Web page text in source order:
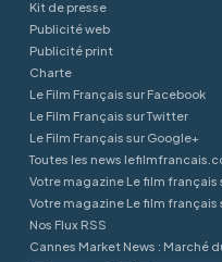
Kit de presse
Publicité web
Publicité print
Charte
Le Film Français sur Facebook
Le Film Français sur Twitter
Le Film Français sur Google+
Toutes les news
Votre magazine Le film
Votre magazine Le film français
Nos Flux RSS
Cannes Market News : Marché